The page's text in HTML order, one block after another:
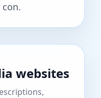
websites